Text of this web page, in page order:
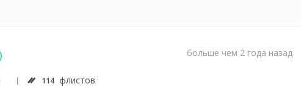
114 флистов
больше чем 2 года назад